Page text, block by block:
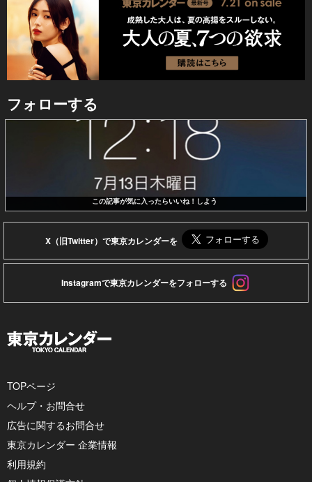
フォローする
この記事が気に入ったらいいね！しよう
X（旧Twitter）で東京カレンダーを
Instagramで東京カレンダーをフォローする
TOPページ
ヘルプ・お問合せ
広告に関するお問合せ
東京カレンダー 企業情報
利用規約